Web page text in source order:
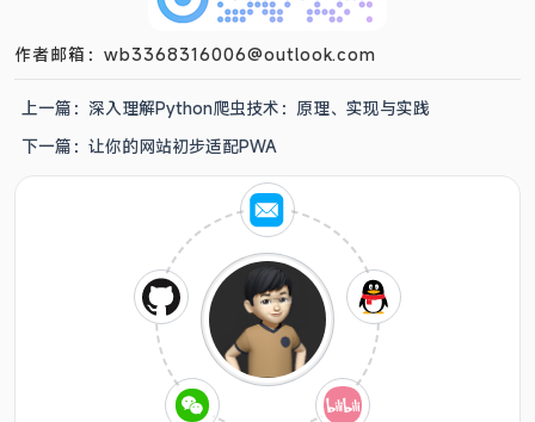
作者邮箱：wb3368316006@outlook.com
上一篇： 深入理解Python爬虫技术：原理、实现与实践
下一篇： 让你的网站初步适配PWA